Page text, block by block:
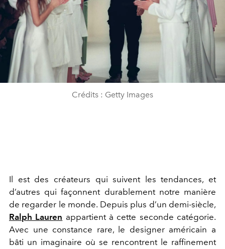
Crédits : Getty Images
Il est des créateurs qui suivent les tendances, et
d’autres qui façonnent durablement notre manière
de regarder le monde. Depuis plus d’un demi-siècle,
Ralph Lauren appartient à cette seconde catégorie.
Avec une constance rare, le designer américain a
bâti un imaginaire où se rencontrent le raffinement